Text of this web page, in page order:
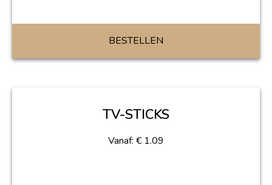
BESTELLEN
TV-STICKS
Vanaf: € 1.09